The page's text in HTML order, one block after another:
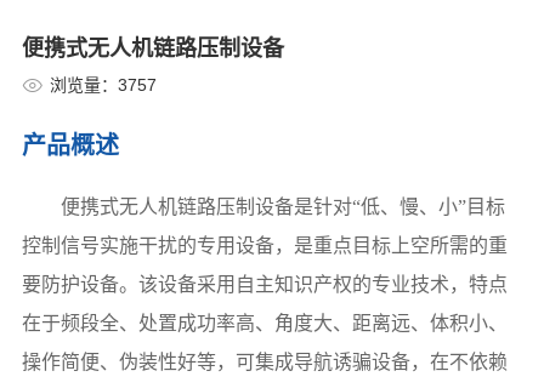
便携式无人机链路压制设备
浏览量： 3757
产品概述
便携式无人机链路压制设备是针对“低、慢、小”目标
控制信号实施干扰的专用设备，是重点目标上空所需的重
要防护设备。该设备采用自主知识产权的专业技术，特点
在于频段全、处置成功率高、角度大、距离远、体积小、
操作简便、伪装性好等，可集成导航诱骗设备，在不依赖